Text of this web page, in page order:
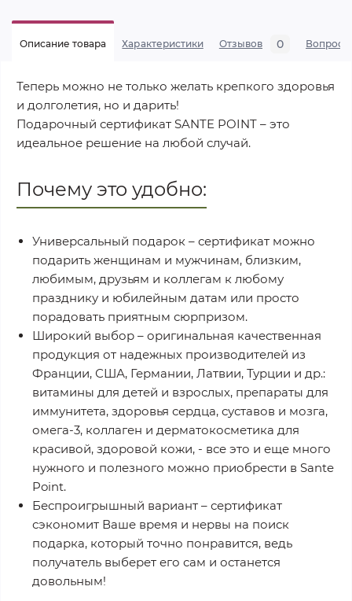
Описание товара Характеристики Отзывов 0 Вопросы
Теперь можно не только желать крепкого здоровья
и долголетия, но и дарить!
Подарочный сертификат SANTE POINT – это
идеальное решение на любой случай.
Почему это удобно:
Универсальный подарок – сертификат можно
подарить женщинам и мужчинам, близким,
любимым, друзьям и коллегам к любому
празднику и юбилейным датам или просто
порадовать приятным сюрпризом.
Широкий выбор – оригинальная качественная
продукция от надежных производителей из
Франции, США, Германии, Латвии, Турции и др.:
витамины для детей и взрослых, препараты для
иммунитета, здоровья сердца, суставов и мозга,
омега-3, коллаген и дерматокосметика для
красивой, здоровой кожи, - все это и еще много
нужного и полезного можно приобрести в Sante
Point.
Беспроигрышный вариант – сертификат
сэкономит Ваше время и нервы на поиск
подарка, который точно понравится, ведь
получатель выберет его сам и останется
довольным!